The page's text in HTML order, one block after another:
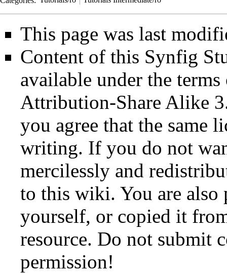
This page was last
Content of this Synfig
available under the
Attribution-Share Alike
you agree that the same
writing. If you do not
mercilessly and
to this wiki. You are
yourself, or copied it
resource. Do not submit
permission!